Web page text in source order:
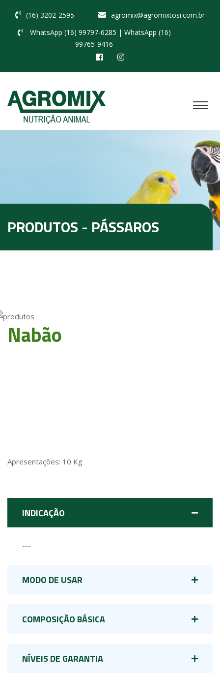
(16) 3202-2595
agromix@agromixtosi.com.br
WhatsApp (16) 99797-6285 | WhatsApp (16)
99765-9416
PRODUTOS - PÁSSAROS
Nabão
Apresentações: 10 Kg
INDICAÇÃO
---
MODO DE USAR
COMPOSIÇÃO BÁSICA
NÍVEIS DE GARANTIA